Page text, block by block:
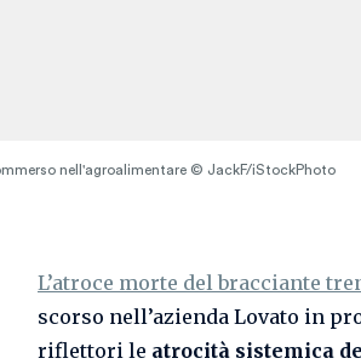
nell'agroalimentare © JackF/iStockPhoto
L’atroce morte del bracciante
scorso nell’azienda Lovato in
riflettori le atrocità sistemica